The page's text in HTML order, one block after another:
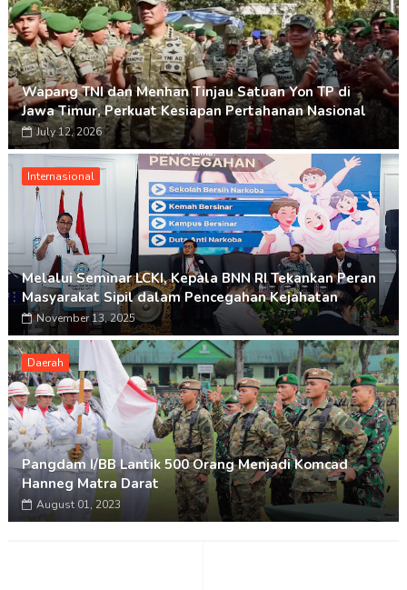
Wapang TNI dan Menhan Tinjau Satuan Yon TP di
Jawa Timur, Perkuat Kesiapan Pertahanan Nasional
July 12, 2026
Internasional
Melalui Seminar LCKI, Kepala BNN RI Tekankan Peran
Masyarakat Sipil dalam Pencegahan Kejahatan
November 13, 2025
Daerah
Pangdam I/BB Lantik 500 Orang Menjadi Komcad
Hanneg Matra Darat
August 01, 2023